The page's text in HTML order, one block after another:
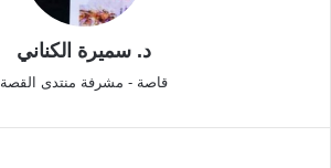
د. سميرة الكناني
قاصة - مشرفة منتدى القصة